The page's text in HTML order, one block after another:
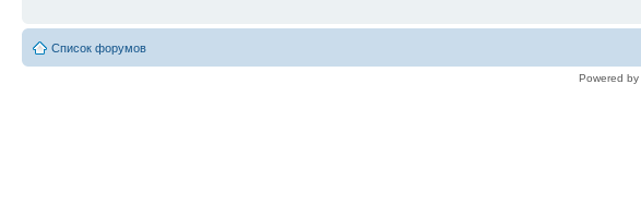
Список форумов
Powered by